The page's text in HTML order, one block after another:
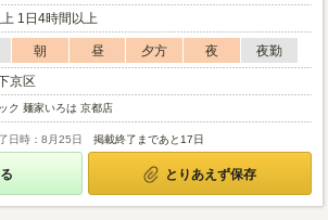
1日4時間以上
朝 昼 夕方 夜
夜勤
京区
ク 麺家いろは 京都店
日時：8月25日 掲載終了まであと17日
とりあえず保存